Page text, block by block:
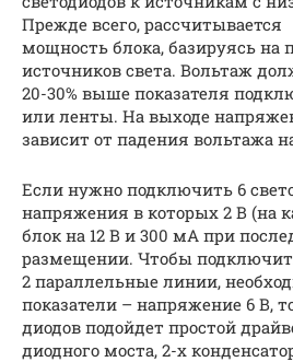
Прежде всего, рассчитывается
мощность блока, базируясь на
источников света. Вольтаж
20-30% выше показателя
или ленты. На выходе
зависит от падения вольтажа
Если нужно подключить 6
напряжения в которых 2 В (на
блок на 12 В и 300 мА при
размещении. Чтобы
2 параллельные линии,
показатели – напряжение 6 В,
диодов подойдет простой
диодного моста, 2-х